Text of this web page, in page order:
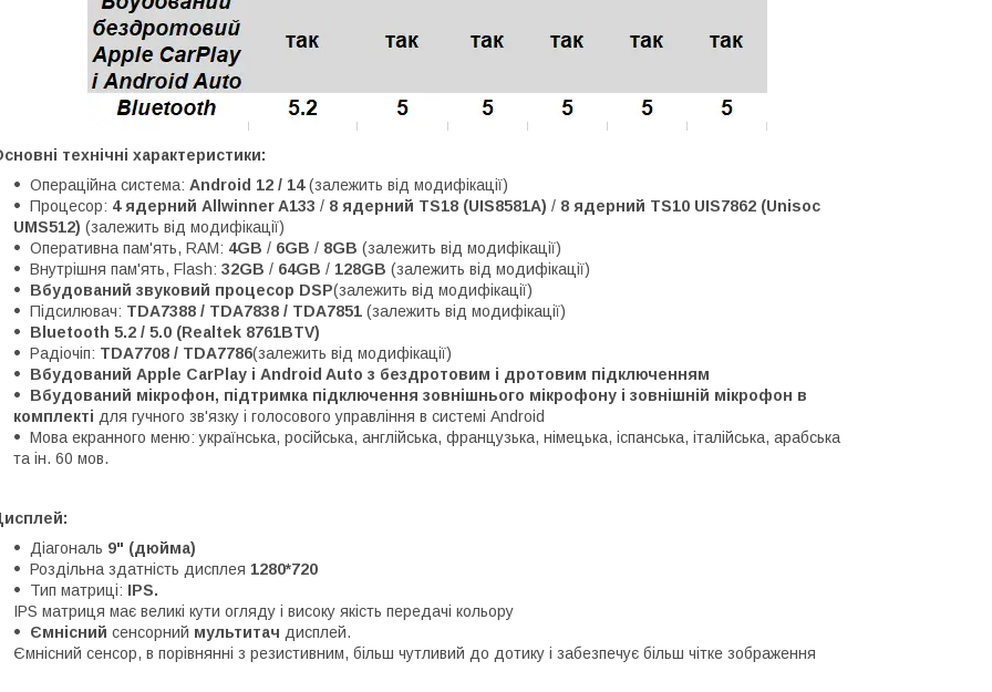
технічні характеристики:
Операційна система: Android 12 / 14(залежить від модифікації)
Процесор: 4 ядерний Allwinner A133 / 8 ядерний TS18 (UIS8581A) / 8 ядерний TS10 UIS7862 (Unisoc
UMS512) (залежить від модифікації)
Оперативна пам'ять, RAM: 4GB / 6GB / 8GB (залежить від модифікації)
Внутрішня пам'ять, Flash: 32GB / 64GB / 128GB (залежить від модифікації)
Вбудований звуковий процесор DSP(залежить від модифікації)
Підсилювач: TDA7388 / TDA7838 / TDA7851 (залежить від модифікації)
Bluetooth 5.2 / 5.0 (Realtek 8761BTV)
Радіочіп: TDA7708 / TDA7786(залежить від модифікації)
Вбудований Apple CarPlay і Android Auto з бездротовим і дротовим підключенням
Вбудований мікрофон, підтримка підключення зовнішнього мікрофону і зовнішній мікрофон в
комплекті для гучного зв'язку і голосового управління в системі Android
Мова екранного меню: українська, російська, англійська, французька, німецька, іспанська, італійська, арабська
та ін. 60 мов.
Діагональ 9" (дюйма)
Роздільна здатність дисплея 1280*720
Тип матриці: IPS.
IPS матриця має великі кути огляду і високу якість передачі кольору
Ємнісний сенсорний мультитач дисплей.
Ємнісний сенсор, в порівнянні з резистивним, більш чутливий до дотику і забезпечує більш чітке зображення